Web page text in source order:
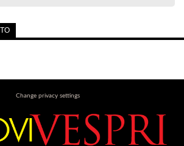
Change privacy settings